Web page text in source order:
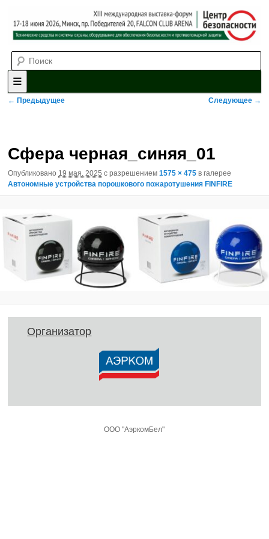
XII международная выставка-
форум «Центр безопасности»
систем охраны, оборудования для обеспечения безопасности и
противопожарной защиты. 4-5 июня 2025, Минск, пр. Победителей,
20
Главное меню
Перейти к основному содержимому
Перейти к дополнительному содержимому
Навигация по изображениям
← Предыдущее Следующее →
Сфера черная_синяя_01
Опубликовано 19 мая, 2025 с разрешением 1575 × 475 в галерее
Автономные устройства порошкового пожаротушения FINFIRE
Организатор
ООО "АэркомБел"